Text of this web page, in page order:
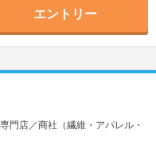
エントリー
門店／商社（繊維・アパレル・